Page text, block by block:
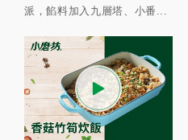
派，餡料加入九層塔、小番...